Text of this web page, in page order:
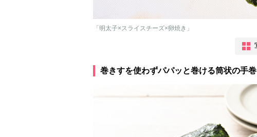
「明太子×スライスチーズ×卵焼き」
巻きすを使わずパパッと巻ける筒状の手巻